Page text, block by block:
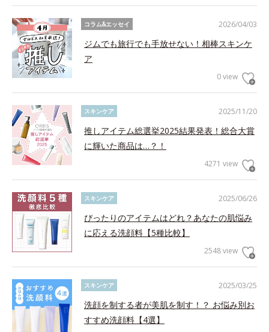
2026/04/03
コラム&エッセイ
ジムでも旅行でも手放せない！相棒スキンケ
ア
0 view
2025/11/20
スキンケア
推しアイテム総選挙2025結果発表！総合大賞
に輝いた商品は…？！
4271 view
2025/06/26
スキンケア
ぴったりのアイテムはどれ？あなたの肌悩み
に応える洗顔料【5種比較】
2548 view
2025/03/25
スキンケア
洗顔を制する者が美肌を制す！？ お悩み別お
すすめ洗顔料【4選】